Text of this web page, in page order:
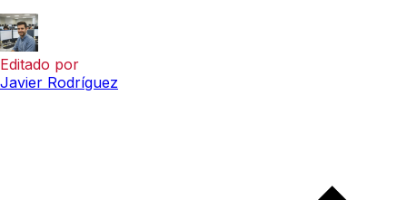
Editado por
Javier Rodríguez